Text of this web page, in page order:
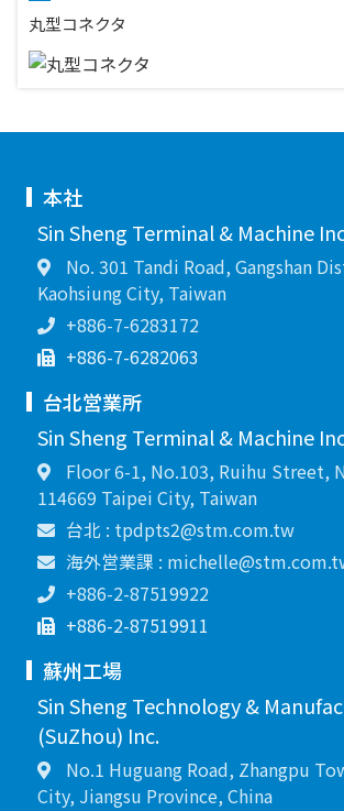
丸型コネクタ
本社
Sin Sheng Terminal & Machine
No. 301 Tandi Road, Gangshan
Kaohsiung City, Taiwan
+886-7-6283172
+886-7-6282063
台北営業所
Sin Sheng Terminal & Machine
Floor 6-1, No.103, Ruihu Street,
114669 Taipei City, Taiwan
台北 : tpdpts2@stm.com.tw
海外営業課 :
+886-2-87519922
+886-2-87519911
蘇州工場
Sin Sheng Technology &
(SuZhou) Inc.
No.1 Huguang Road, Zhangpu
City, Jiangsu Province, China